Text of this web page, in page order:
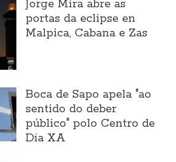
Jorge Mira abre as
portas da eclipse en
Malpica, Cabana e Zas
Boca de Sapo apela "ao
sentido do deber
público" polo Centro de
Día XA